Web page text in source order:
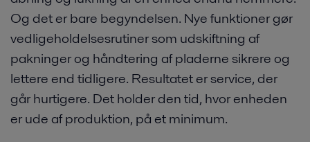
Og det er bare begyndelsen. Nye funktioner gør
vedligeholdelsesrutiner som udskiftning af
pakninger og håndtering af pladerne sikrere og
lettere end tidligere. Resultatet er service, der
går hurtigere. Det holder den tid, hvor enheden
er ude af produktion, på et minimum.